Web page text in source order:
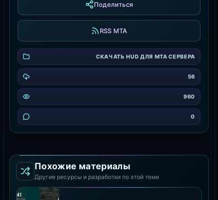
Поделиться
RSS MTA
СКАЧАТЬ HUD ДЛЯ MTA СЕРВЕРА
56
960
0
Похожие материалы
Другие ресурсы и разработки по этой теме